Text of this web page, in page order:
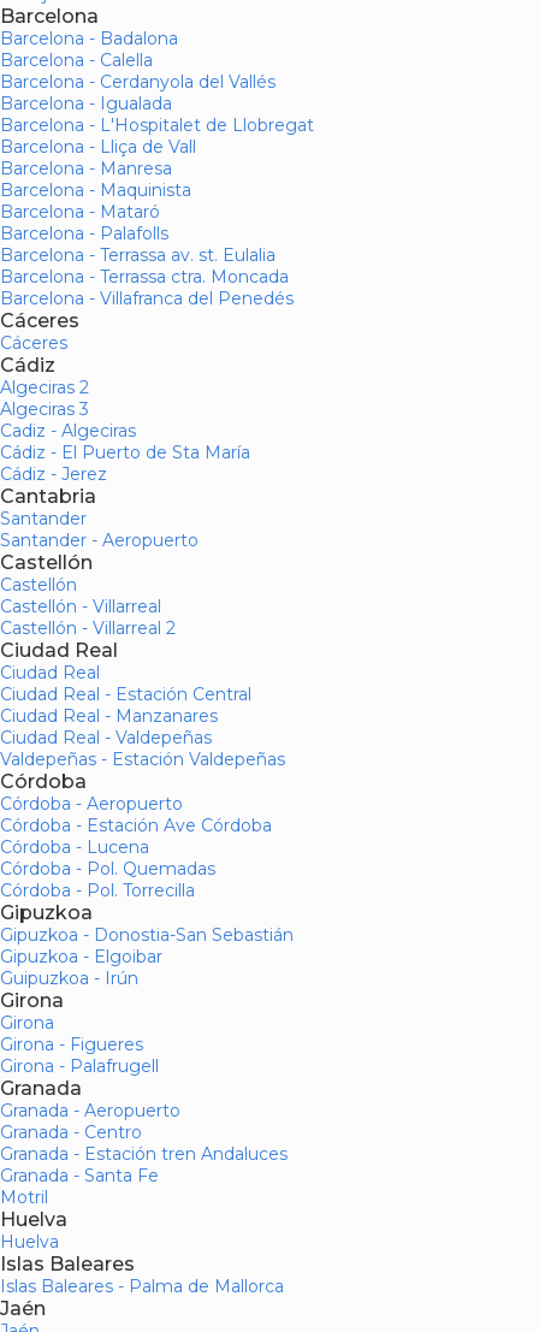
Barcelona
Barcelona - Badalona
Barcelona - Calella
Barcelona - Cerdanyola del Vallés
Barcelona - Igualada
Barcelona - L'Hospitalet de Llobregat
Barcelona - Lliça de Vall
Barcelona - Manresa
Barcelona - Maquinista
Barcelona - Mataró
Barcelona - Palafolls
Barcelona - Terrassa av. st. Eulalia
Barcelona - Terrassa ctra. Moncada
Barcelona - Villafranca del Penedés
Cáceres
Cáceres
Cádiz
Algeciras 2
Algeciras 3
Cadiz - Algeciras
Cádiz - El Puerto de Sta María
Cádiz - Jerez
Cantabria
Santander
Santander - Aeropuerto
Castellón
Castellón
Castellón - Villarreal
Castellón - Villarreal 2
Ciudad Real
Ciudad Real
Ciudad Real - Estación Central
Ciudad Real - Manzanares
Ciudad Real - Valdepeñas
Valdepeñas - Estación Valdepeñas
Córdoba
Córdoba - Aeropuerto
Córdoba - Estación Ave Córdoba
Córdoba - Lucena
Córdoba - Pol. Quemadas
Córdoba - Pol. Torrecilla
Gipuzkoa
Gipuzkoa - Donostia-San Sebastián
Gipuzkoa - Elgoibar
Guipuzkoa - Irún
Girona
Girona
Girona - Figueres
Girona - Palafrugell
Granada
Granada - Aeropuerto
Granada - Centro
Granada - Estación tren Andaluces
Granada - Santa Fe
Motril
Huelva
Huelva
Islas Baleares
Islas Baleares - Palma de Mallorca
Jaén